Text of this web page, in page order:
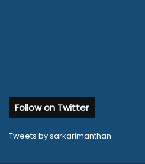
Follow on Twitter
Tweets by sarkarimanthan